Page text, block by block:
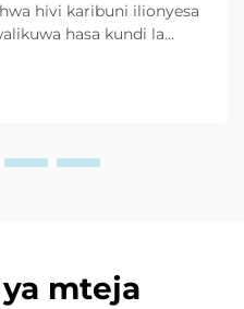
hivi karibuni ilionyesa
hasa kundi la
wamefahamu ...
mteja